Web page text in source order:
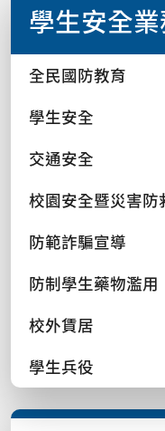
學生安全
全民國防教育
學生安全
交通安全
校園安全暨災害防
防範詐騙宣導
防制學生藥物濫用
校外賃居
學生兵役